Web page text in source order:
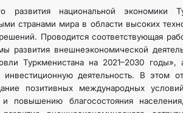
МИД
КОНТАКТНЫЕ ДАННЫЕ
развития национальной экономики
странами мира в области высоких
Проводится соответствующая
развития внешнеэкономической
Туркменистана на 2021–2030
деятельность. В этом
позитивных международных
повышению благосостояния